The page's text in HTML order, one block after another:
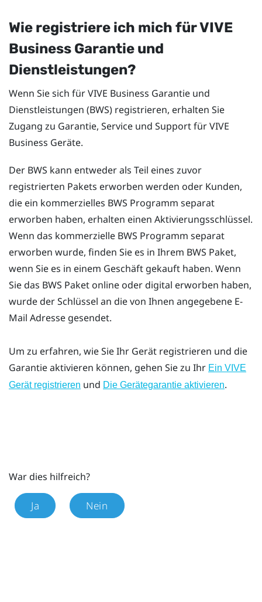
Wie registriere ich mich fürVIVE
Business Garantie und
Dienstleistungen?
Wenn Sie sich fürVIVE Business Garantie und
Dienstleistungen (BWS) registrieren, erhalten Sie
Zugang zu Garantie, Service und Support für VIVE
Business Geräte.
Der BWS kann entweder als Teil eines zuvor
registrierten Pakets erworben werden oder Kunden,
die ein kommerzielles BWS Programm separat
erworben haben, erhalten einen Aktivierungsschlüssel.
Wenn das kommerzielle BWS Programm separat
erworben wurde, finden Sie es in Ihrem BWS Paket,
wenn Sie es in einem Geschäft gekauft haben. Wenn
Sie das BWS Paket online oder digital erworben haben,
wurde der Schlüssel an die von Ihnen angegebene E-
Mail Adresse gesendet.
Um zu erfahren, wie Sie Ihr Gerät registrieren und die
Garantie aktivieren können, gehen Sie zu Ihr Ein VIVE
Gerät registrieren und Die Gerätegarantie aktivieren.
War dies hilfreich?
Ja Nein